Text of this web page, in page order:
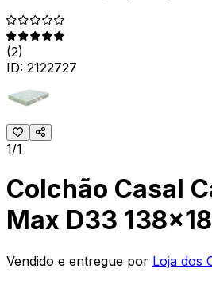
(2)
ID: 2122727
1/1
Colchão Casal
Max D33
Vendido e entregue por Loja dos